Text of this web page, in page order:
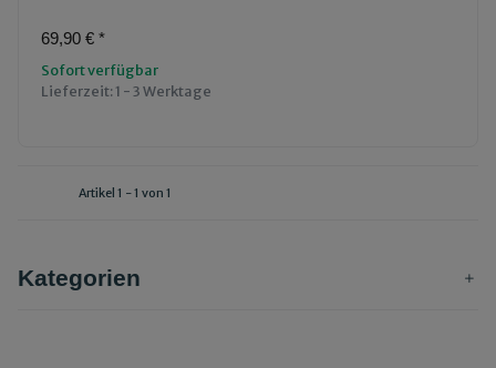
69,90 € *
Sofort verfügbar
Lieferzeit:1 - 3 Werktage
Artikel 1 - 1 von 1
Kategorien